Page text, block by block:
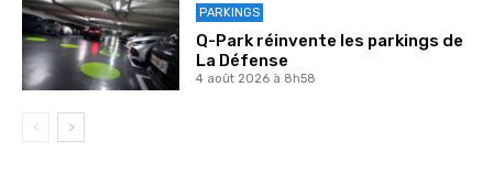
PARKINGS
Q-Park réinvente les parkings de
La Défense
4 août 2026 à 8h58